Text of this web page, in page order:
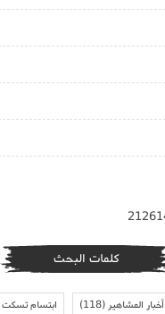
كلمات البحث
أخبار المشاهير(118) ابتسام تسكت